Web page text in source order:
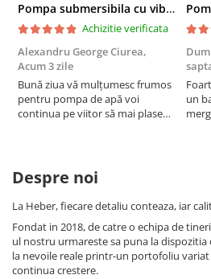
Pompa submersibila cu vibratii pentru apa curata Heber®, 280 W, 3/4" racordare, 18 l/min debit maxim, 6 m adancime absorbtie, 60 m inaltime refulare
Achizitie verificata
Alexandru George Ciurea,
Acum 3 zile
Bună ziua vă mulțumesc frumos
pentru pompa de apă voi
continua pe viitor să mai plasez
frumoasă și o zi cu bună energie
un
Despre noi
La Heber, fiecare detaliu conteaza, iar
Fondat in 2018, de catre o echipa de
ul nostru urmareste sa puna la
la nevoile reale printr-un portofoliu
continua crestere.